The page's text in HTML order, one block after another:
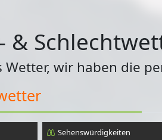
&
Wetter, wir haben die
Sehenswürdigkeiten